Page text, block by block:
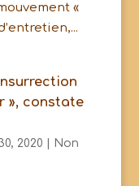
«
», constate
2020
Non